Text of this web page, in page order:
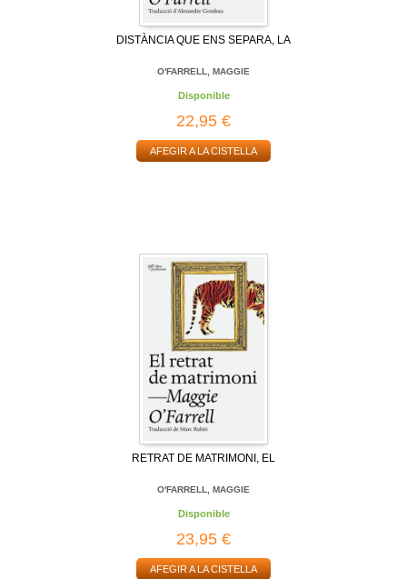
DISTÀNCIA QUE ENS SEPARA, LA
O'FARRELL, MAGGIE
Disponible
22,95 €
AFEGIR A LA CISTELLA
RETRAT DE MATRIMONI, EL
O'FARRELL, MAGGIE
Disponible
23,95 €
AFEGIR A LA CISTELLA